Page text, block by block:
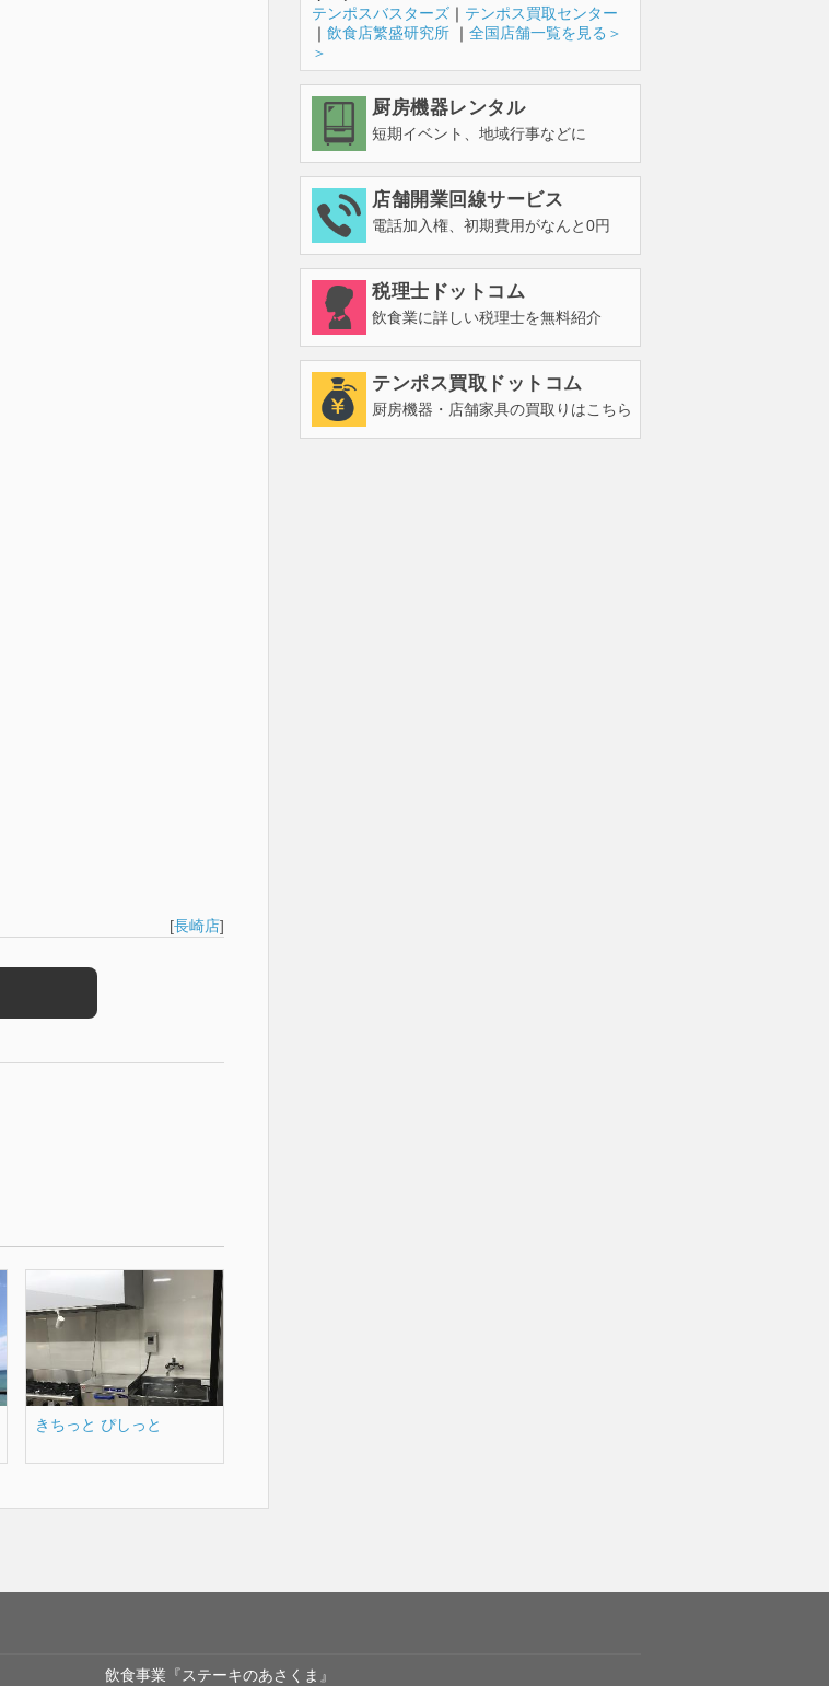
[長崎店]
きちっと ぴしっと
テンポスバスターズ ｜ テンポス買取センター
｜ 飲食店繁盛研究所 ｜ 全国店舗一覧を見る＞
＞
厨房機器レンタル
短期イベント、地域行事などに
店舗開業回線サービス
電話加入権、初期費用がなんと0円
税理士ドットコム
飲食業に詳しい税理士を無料紹介
テンポス買取ドットコム
厨房機器・店舗家具の買取りはこちら
飲食事業『ステーキのあさくま』